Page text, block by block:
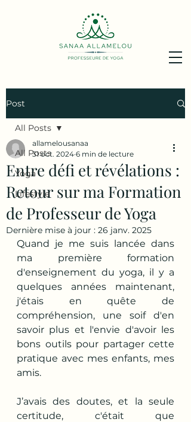
Post
All Posts
Yoga
Lifestyle
All Posts
Entre défi et révélations :
Retour sur ma Formation
de Professeur de Yoga
allamelousanaa
31 oct. 2024 6 min de lecture
Dernière mise à jour : 26 janv. 2025
Quand je me suis lancée dans
ma première formation
d'enseignement du yoga, il y a
quelques années maintenant,
j'étais en quête de
compréhension, une soif d'en
savoir plus et l'envie d'avoir les
bons outils pour partager cette
pratique avec mes enfants, mes
amis.
J’avais des doutes, et la seule
certitude, c'était que